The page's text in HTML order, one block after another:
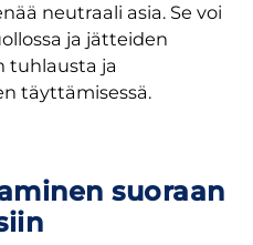
neutraali asia. Se voi
ja jätteiden
tuhlausta ja
täyttämisessä.
suoraan